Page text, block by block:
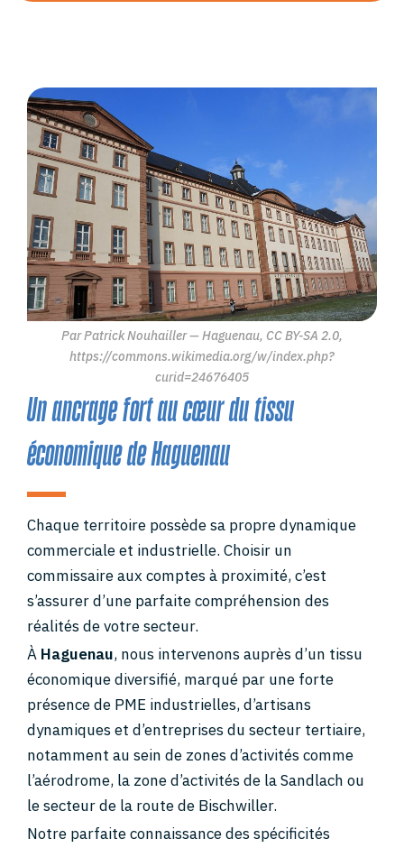
Par Patrick Nouhailler — Haguenau, CC BY-SA 2.0,
https://commons.wikimedia.org/w/index.php?
curid=24676405
Un ancrage fort au cœur du tissu
économique de Haguenau
Chaque territoire possède sa propre dynamique
commerciale et industrielle. Choisir un
commissaire aux comptes à proximité, c’est
s’assurer d’une parfaite compréhension des
réalités de votre secteur.
À Haguenau, nous intervenons auprès d’un tissu
économique diversifié, marqué par une forte
présence de PME industrielles, d’artisans
dynamiques et d’entreprises du secteur tertiaire,
notamment au sein de zones d’activités comme
l’aérodrome, la zone d’activités de la Sandlach ou
le secteur de la route de Bischwiller.
Notre parfaite connaissance des spécificités